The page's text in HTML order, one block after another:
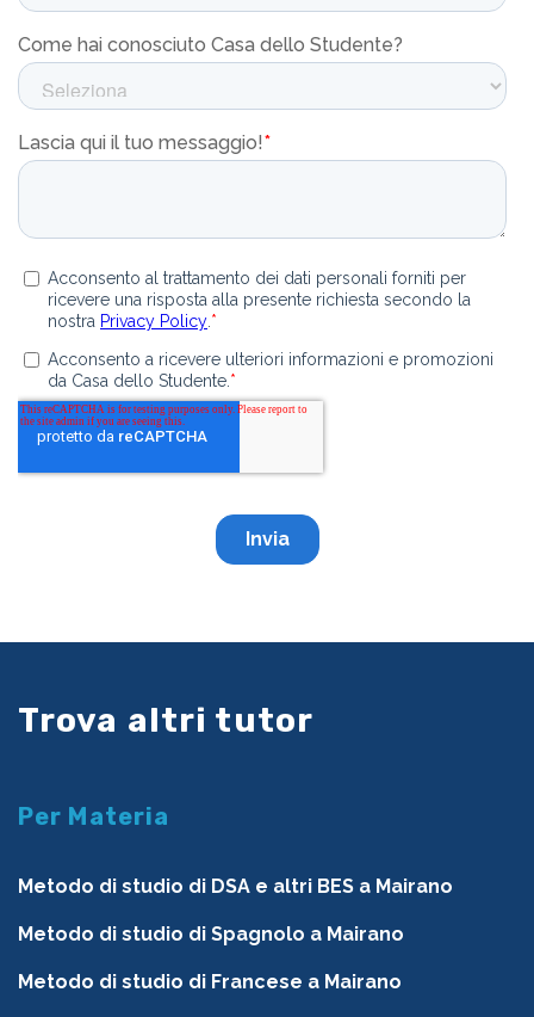
Trova altri tutor
Per Materia
Metodo di studio di DSA e altri BES a Mairano
Metodo di studio di Spagnolo a Mairano
Metodo di studio di Francese a Mairano